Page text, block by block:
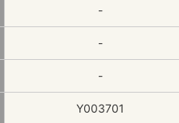
-
-
-
Y003701